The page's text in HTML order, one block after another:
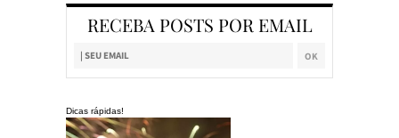
RECEBA POSTS POR EMAIL
Dicas rápidas!